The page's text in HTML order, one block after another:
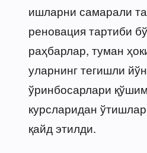
ишларни самарали
реновация тартиби
раҳбарлар, туман
уларнинг тегишли
ўринбосарлари
курсларидан
қайд этилди.